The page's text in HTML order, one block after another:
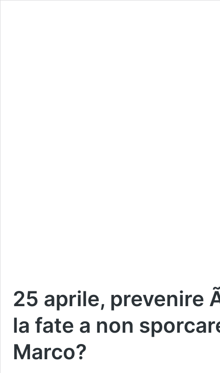
25 aprile, prevenire
la fate a non
Marco?